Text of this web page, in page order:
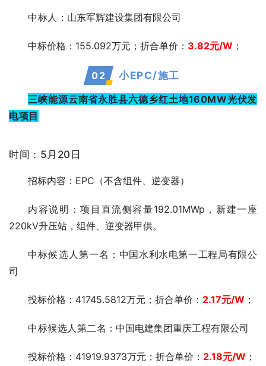
中标人 ：山东军辉建设集团有限公司
中标价格：155.092万元；折合单价： 3.82元/W ；
02
小EPC/施工
三峡能源云南省永胜县六德乡红土地160MW光伏发
电项目
时间：5月20日
招标内容：EPC（不含组件、逆变器）
内容说明：项目直流侧容量192.01MWp，新建一座
220kV升压站，组件、逆变器甲供。
中标候选人第一名：中国水利水电第一工程局有限公
司
投标价格：41745.5812万元；折合单价： 2.17元/W ；
中标候选人第二名：中国电建集团重庆工程有限公司
投标价格：41919.9373万元；折合单价： 2.18元/W ；